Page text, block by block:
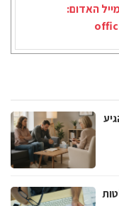
האדום: